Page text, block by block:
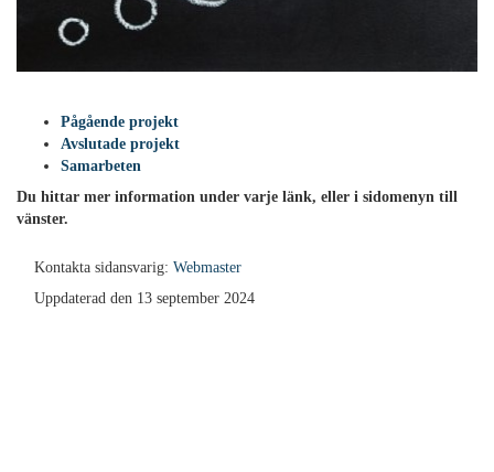
Pågående projekt
Avslutade projekt
Samarbeten
Du hittar mer information under varje länk, eller i sidomenyn till
vänster.
Kontakta sidansvarig: Webmaster
Uppdaterad den 13 september 2024